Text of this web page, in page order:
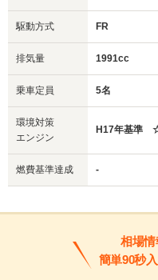
駆動方式 FR
排気量 1991cc
乗車定員 5名
環境対策
エンジン
H17年基
燃費基準達成 -
相場情
簡単90秒